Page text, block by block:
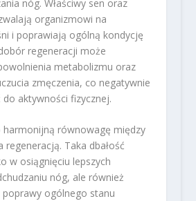
nóg. Właściwy sen oraz
organizmowi na
i poprawiają ogólną kondycję
regeneracji może
metabolizmu oraz
zmęczenia, co negatywnie
do aktywności fizycznej.
harmonijną równowagę między
regeneracją. Taka dbałość
w osiągnięciu lepszych
nóg, ale również
poprawy ogólnego stanu